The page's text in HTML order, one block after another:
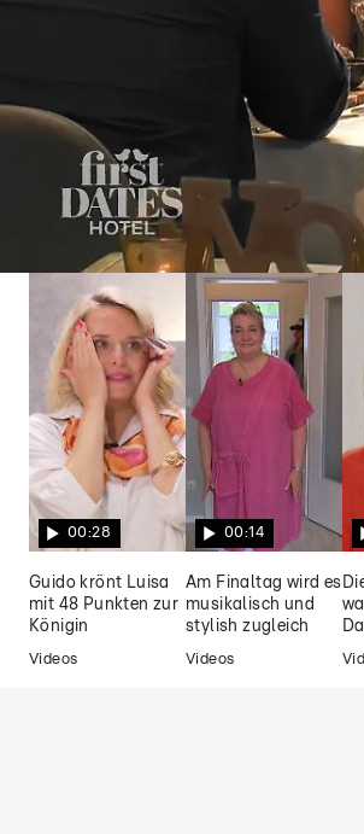
First Dates Hotel
Philipp und Kim müssen mit
Partnern vorlieb nehmen
00:28
Guido krönt Luisa
mit 48 Punkten zur
Königin
Videos
00:14
Am Finaltag wird es
musikalisch und
stylish zugleich
Videos